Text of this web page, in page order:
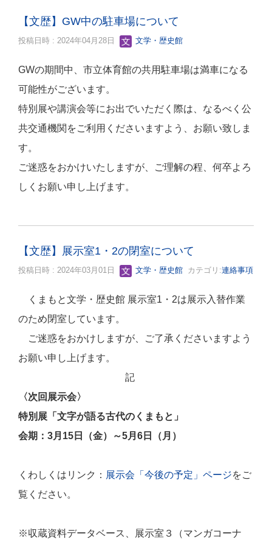
【文歴】GW中の駐車場について
投稿日時 : 2024年04月28日 文学・歴史館
GWの期間中、市立体育館の共用駐車場は満車になる
可能性がございます。
特別展や講演会等にお出でいただく際は、なるべく公
共交通機関をご利用くださいますよう、お願い致しま
す。
ご迷惑をおかけいたしますが、ご理解の程、何卒よろ
しくお願い申し上げます。
【文歴】展示室1・2の閉室について
投稿日時 : 2024年03月01日 文学・歴史館 カテゴリ:連絡事項
くまもと文学・歴史館 展示室1・2は展示入替作業
のため閉室しています。
ご迷惑をおかけしますが、ご了承くださいますよう
お願い申し上げます。
記
〈次回展示会〉
特別展「文字が語る古代のくまもと」
会期：3月15日（金）～5月6日（月）
くわしくはリンク： 展示会「今後の予定」ページをご
覧ください。
※収蔵資料データベース、展示室３（マンガコーナ